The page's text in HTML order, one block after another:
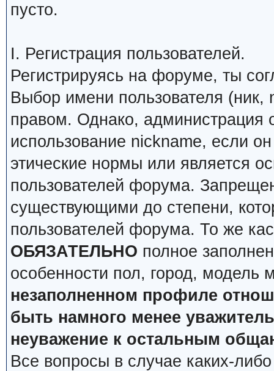
пусто.
I. Регистрация пользователей.
Регистрируясь на форуме, ты
Выбор имени пользователя (ник,
правом. Однако, администрация
использование nickname, если
этические нормы или является
пользователей форума.
существующими до степени,
пользователей форума. То же
ОБЯЗАТЕЛЬНО полное
особенности пол, город, модель
незаполненном профиле
быть намного менее
неуважение к остальным
Все вопросы в случае каких-